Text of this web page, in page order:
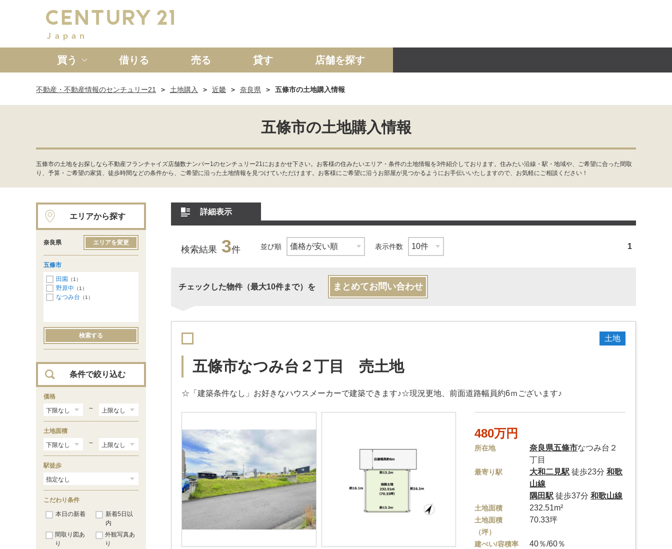
買う
新築一戸建て 中古一戸建て マンション 土地
借りる 売る 貸す 店舗を探す
不動産・不動産情報のセンチュリー21 土地購入 近畿 奈良県 五條市の土地購入情報
五條市の土地購入情報
五條市の土地をお探しなら不動産フランチャイズ店舗数ナンバー1のセンチュリー21におまかせ下さい。お客様の住みたいエリア・条件の土地情報を3件紹介しております。住みたい沿線・駅・地域や、ご希望に合った間取
り、予算・ご希望の家賃、徒歩時間などの条件から、ご希望に沿った土地情報を見つけていただけます。お客様にご希望に沿うお部屋が見つかるようにお手伝いいたしますので、お気軽にご相談ください！
詳細表示
検索結果 3件 並び順 表示件数 1
チェックした物件（最大10件まで）を まとめてお問い合わせ
土地
五條市なつみ台２丁目 売土地
☆「建築条件なし」お好きなハウスメーカーで建築できます♪☆現況更地、前面道路幅員約6ｍございます♪
480万円
所在地 奈良県五條市なつみ台２
丁目
最寄り駅 大和二見駅 徒歩23分和歌
山線
隅田駅 徒歩37分和歌山線
土地面積 232.51m²
土地面積
（坪）
70.33坪
建ぺい/容積率 40％/60％
エリアから探す
奈良県 エリアを変更
五條市
田園
（1）
野原中 （1）
なつみ台 （1）
検索する
条件で絞り込む
価格
～
土地面積
～
駅徒歩
こだわり条件
本日の新着
新着5日以
内
間取り図あ
り
外観写真あ
り